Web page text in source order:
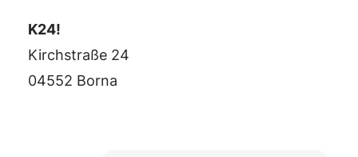
K24!
Kirchstraße 24
04552 Borna